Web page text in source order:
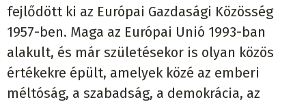
fejlődött ki az Európai Gazdasági Közösség
1957-ben. Maga az Európai Unió 1993-ban
alakult, és már születésekor is olyan közös
értékekre épült, amelyek közé az emberi
méltóság, a szabadság, a demokrácia, az